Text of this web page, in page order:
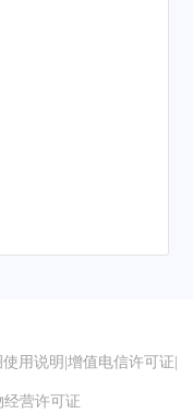
用说明 增值电信许可证
经营许可证